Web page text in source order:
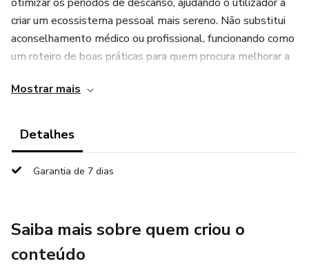
criar um ecossistema pessoal mais sereno. Não substitui
aconselhamento médico ou profissional, funcionando como
um roteiro de boas práticas para quem procura melhorar a
natural e consciente.
Mostrar mais
Detalhes
Garantia de 7 dias
Saiba mais sobre quem criou o
conteúdo